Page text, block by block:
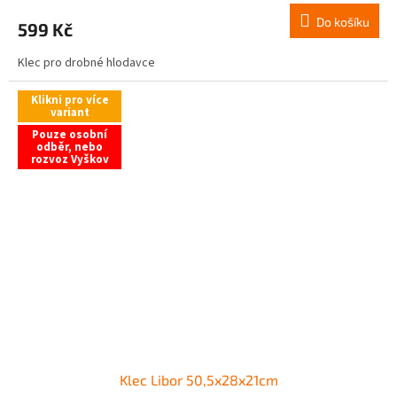
599 Kč Do košíku
Klec pro drobné hlodavce
Klikni pro více
variant
Pouze osobní
odběr, nebo
rozvoz Vyškov
Klec Libor 50,5x28x21cm